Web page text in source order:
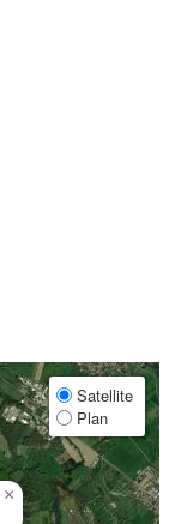
×
Satellite
Plan